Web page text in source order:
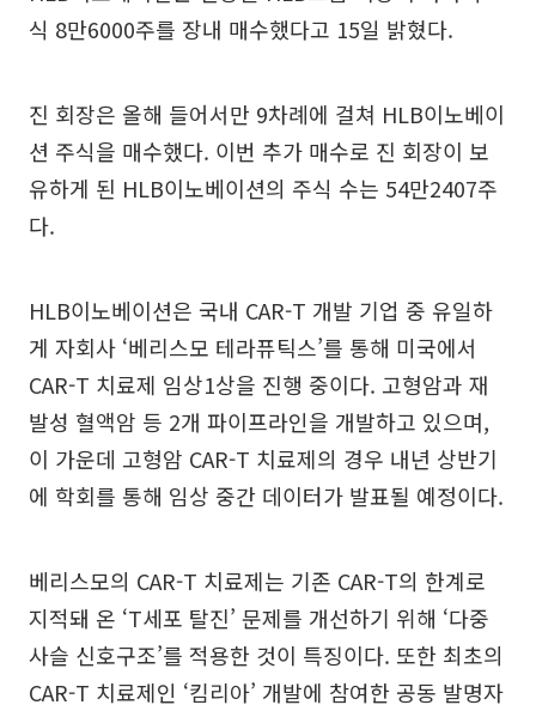
식 8만6000주를 장내 매수했다고 15일 밝혔다.
진 회장은 올해 들어서만 9차례에 걸쳐 HLB이노베이
션 주식을 매수했다. 이번 추가 매수로 진 회장이 보
유하게 된 HLB이노베이션의 주식 수는 54만2407주
다.
HLB이노베이션은 국내 CAR-T 개발 기업 중 유일하
게 자회사 ‘베리스모 테라퓨틱스’를 통해 미국에서
CAR-T 치료제 임상1상을 진행 중이다. 고형암과 재
발성 혈액암 등 2개 파이프라인을 개발하고 있으며,
이 가운데 고형암 CAR-T 치료제의 경우 내년 상반기
에 학회를 통해 임상 중간 데이터가 발표될 예정이다.
베리스모의 CAR-T 치료제는 기존 CAR-T의 한계로
지적돼 온 ‘T세포 탈진’ 문제를 개선하기 위해 ‘다중
사슬 신호구조’를 적용한 것이 특징이다. 또한 최초의
CAR-T 치료제인 ‘킴리아’ 개발에 참여한 공동 발명자